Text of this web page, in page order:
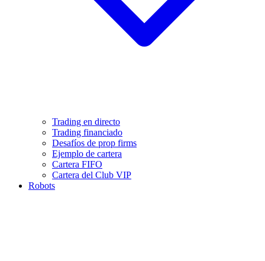
Trading en directo
Trading financiado
Desafíos de prop firms
Ejemplo de cartera
Cartera FIFO
Cartera del Club VIP
Robots